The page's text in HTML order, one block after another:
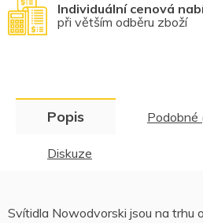
Individuální cenová
při větším odběru zboží
Popis Podobné
Diskuze
Svítidla Nowodvorski jsou na trhu